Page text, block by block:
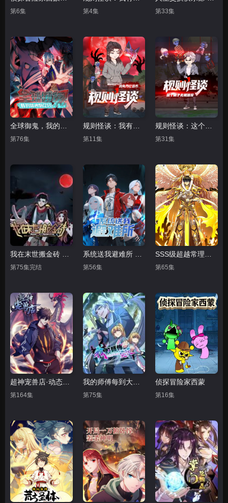
第6集 第4集 第33集
全球御鬼，我的体内有亿只鬼动态漫画
第76集
规则怪谈：我有万亿诡币
第11集
规则怪谈：这个疯子无视诡异
第31集
第75集完结 第56集 第65集
第164集
我的师傅每到大限才突破 动态漫画 第一季
第75集
侦探冒险家西蒙
第16集